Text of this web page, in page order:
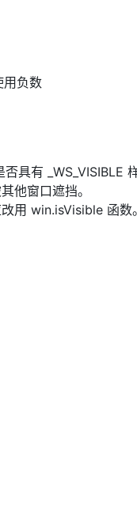
用负数
具有 _WS_VISIBLE
他窗口遮挡。
用 win.isVisible 函数